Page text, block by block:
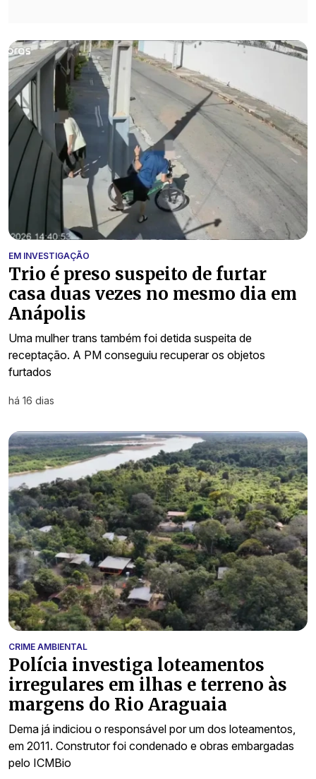
EM INVESTIGAÇÃO
Trio é preso suspeito de furtar
casa duas vezes no mesmo dia em
Anápolis
Uma mulher trans também foi detida suspeita de
receptação. A PM conseguiu recuperar os objetos
furtados
há 16 dias
CRIME AMBIENTAL
Polícia investiga loteamentos
irregulares em ilhas e terreno às
margens do Rio Araguaia
Dema já indiciou o responsável por um dos loteamentos,
em 2011. Construtor foi condenado e obras embargadas
pelo ICMBio